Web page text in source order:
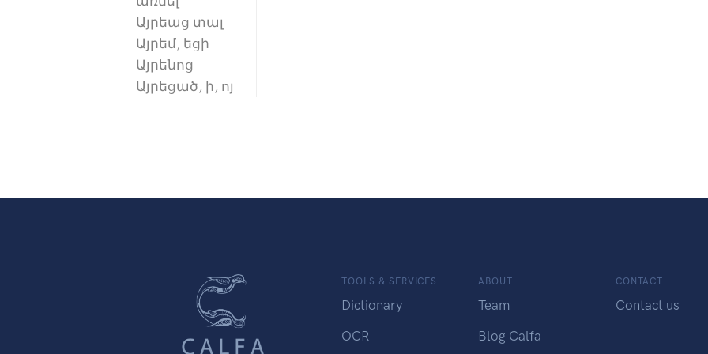
Այրեաց տալ
Այրեմ, եցի
Այրենոց
Այրեցած, ի, ոյ
TOOLS & SERVICES
Dictionary
OCR
ABOUT
Team
Blog Calfa
CONTACT
Contact us